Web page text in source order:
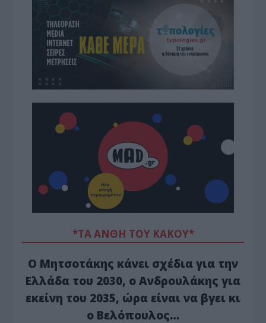
*ΤΑ ΆΝΘΗ ΤΟΥ ΚΑΚΟΎ*
Ο Μητσοτάκης κάνει σχέδια για την
Ελλάδα του 2030, ο Ανδρουλάκης για
εκείνη του 2035, ώρα είναι να βγει κι
ο Βελόπουλος…